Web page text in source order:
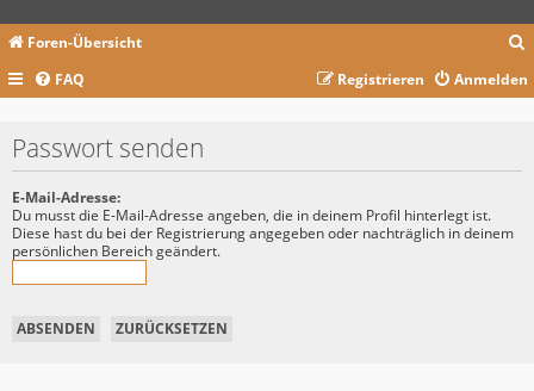
Foren-Übersicht
c
FAQ Anmelden
Registrieren
Passwort senden
E-Mail-Adresse:
Du musst die E-Mail-Adresse angeben, die in deinem Profil hinterlegt ist.
Diese hast du bei der Registrierung angegeben oder nachträglich in deinem
persönlichen Bereich geändert.